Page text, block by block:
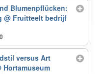
Blumenpflücken:
@ Fruitteelt bedrijf
versus Art
Hortamuseum